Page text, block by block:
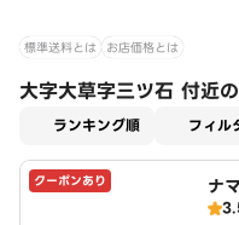
標準送料とは お店価格とは
大字大草字三ツ石 付近
ランキング順 フィル
クーポンあり
ナ
ラ